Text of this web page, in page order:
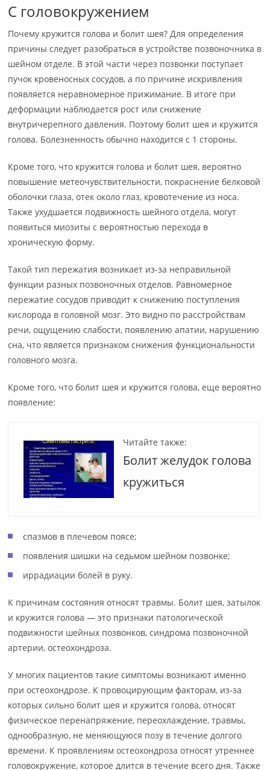
С головокружением
Почему кружится голова и болит шея? Для определения
причины следует разобраться в устройстве позвоночника в
шейном отделе. В этой части через позвонки поступает
пучок кровеносных сосудов, а по причине искривления
появляется неравномерное прижимание. В итоге при
деформации наблюдается рост или снижение
внутричерепного давления. Поэтому болит шея и кружится
голова. Болезненность обычно находится с 1 стороны.
Кроме того, что кружится голова и болит шея, вероятно
повышение метеочувствительности, покраснение белковой
оболочки глаза, отек около глаз, кровотечение из носа.
Также ухудшается подвижность шейного отдела, могут
появиться миозиты с вероятностью перехода в
хроническую форму.
Такой тип пережатия возникает из-за неправильной
функции разных позвоночных отделов. Равномерное
пережатие сосудов приводит к снижению поступления
кислорода в головной мозг. Это видно по расстройствам
речи, ощущению слабости, появлению апатии, нарушению
сна, что является признаком снижения функциональности
головного мозга.
Кроме того, что болит шея и кружится голова, еще вероятно
появление:
Читайте также:
Болит желудок голова
кружиться
спазмов в плечевом поясе;
появления шишки на седьмом шейном позвонке;
иррадиации болей в руку.
К причинам состояния относят травмы. Болит шея, затылок
и кружится голова — это признаки патологической
подвижности шейных позвонков, синдрома позвоночной
артерии, остеохондроза.
У многих пациентов такие симптомы возникают именно
при остеохондрозе. К провоцирующим факторам, из-за
которых сильно болит шея и кружится голова, относят
физическое перенапряжение, переохлаждение, травмы,
однообразную, не меняющуюся позу в течение долгого
времени. К проявлениям остеохондроза относят утреннее
головокружение, которое длится в течение всего дня. Также